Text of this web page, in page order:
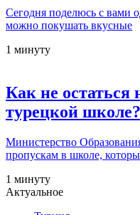
Сегодня поделюсь с вами
можно покушать вкусные
1 минуту
Как не остаться
турецкой
Министерство
пропускам в школе,
1 минуту
Актуальное